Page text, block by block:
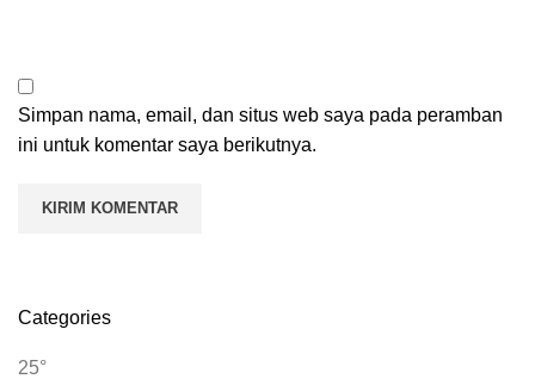
Simpan nama, email, dan situs web saya pada peramban
ini untuk komentar saya berikutnya.
Categories
25°